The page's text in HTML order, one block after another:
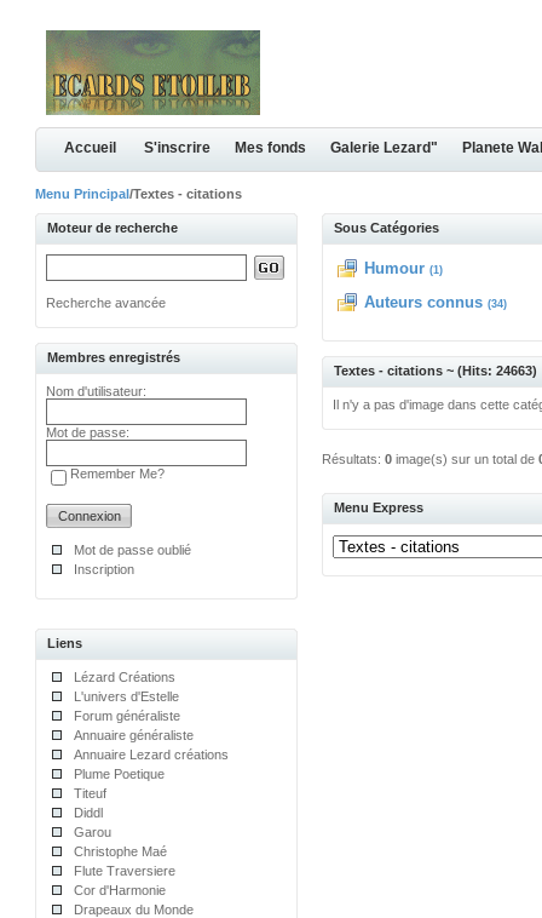
Accueil S'inscrire Mes fonds Galerie Lezard" Planete
Menu Principal/Textes - citations
Moteur de recherche
Recherche avancée
Membres enregistrés
Nom d'utilisateur:
Mot de passe:
Remember Me?
Mot de passe oublié
Inscription
Liens
Lézard Créations
L'univers d'Estelle
Forum généraliste
Annuaire généraliste
Annuaire Lezard créations
Plume Poetique
Titeuf
Diddl
Garou
Christophe Maé
Flute Traversiere
Cor d'Harmonie
Drapeaux du Monde
Sous Catégories
Humour (1)
Auteurs connus (34)
Textes - citations ~ (Hits: 24663)
Il n'y a pas d'image dans cette
Résultats:0image(s) sur un total de
Menu Express